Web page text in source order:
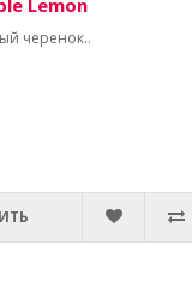
Lemon
черенок..